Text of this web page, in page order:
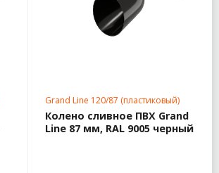
Grand Line 120/87 (пластиковый)
Колено сливное ПВХ Grand
Line 87 мм, RAL 9005 черный